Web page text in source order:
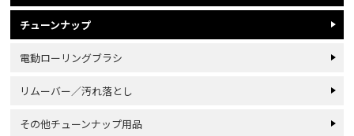
チューンナップ
電動ローリングブラシ
リムーバー／汚れ落とし
その他チューンナップ用品